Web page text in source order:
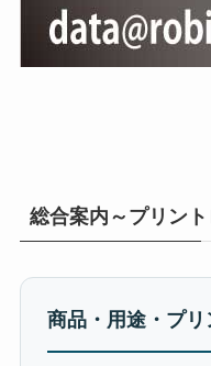
総合案内～プリント
商品・用途・プ